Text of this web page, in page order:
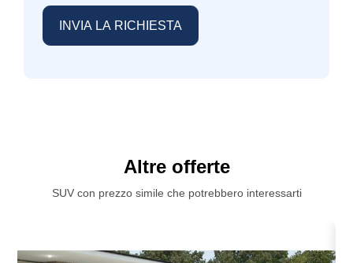
Altre offerte
SUV con prezzo simile che potrebbero interessarti